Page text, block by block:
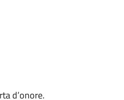
d’onore.